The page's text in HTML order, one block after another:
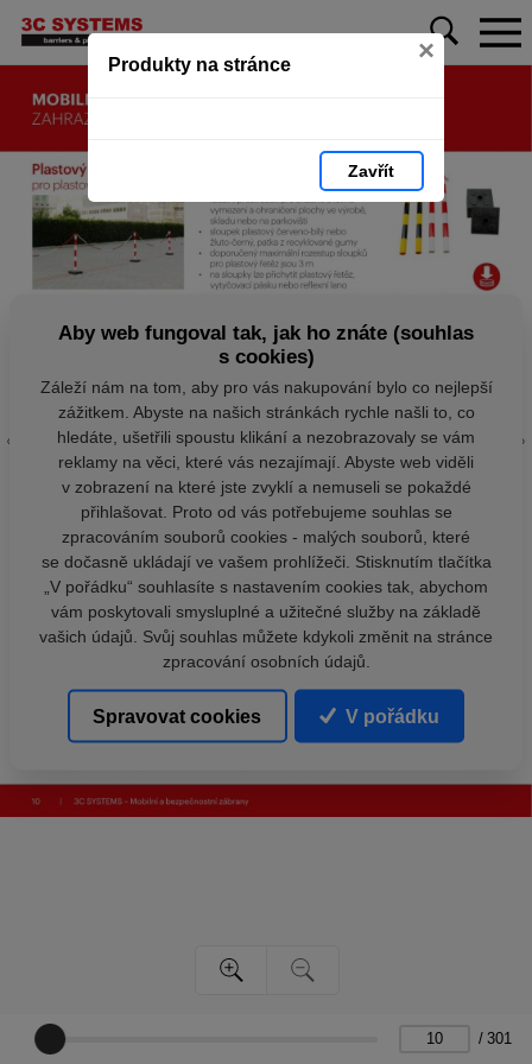
Produkty na stránce ×
Zavřít
/ 301
Aby web fungoval tak, jak ho znáte (souhlas
s cookies)
Záleží nám na tom, aby pro vás nakupování bylo co nejlepší
zážitkem. Abyste na našich stránkách rychle našli to, co
hledáte, ušetřili spoustu klikání a nezobrazovaly se vám
reklamy na věci, které vás nezajímají. Abyste web viděli
v zobrazení na které jste zvyklí a nemuseli se pokaždé
přihlašovat. Proto od vás potřebujeme souhlas se
zpracováním souborů cookies - malých souborů, které
se dočasně ukládají ve vašem prohlížeči. Stisknutím tlačítka
„V pořádku“ souhlasíte s nastavením cookies tak, abychom
vám poskytovali smysluplné a užitečné služby na základě
vašich údajů. Svůj souhlas můžete kdykoli změnit na stránce
zpracování osobních údajů.
Spravovat cookies V pořádku